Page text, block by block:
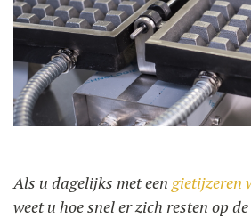
GEBRUIK
ONZE BLOG
Als u dagelijks met een gietijzeren
weet u hoe snel er zich resten op